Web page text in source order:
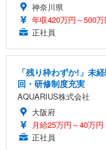
神奈川県
年収420万円～500万
正社員
「残り枠わずか!」未
回・研修制度充実
AQUARIUS株式会社
大阪府
月給25万円～40万円
正社員